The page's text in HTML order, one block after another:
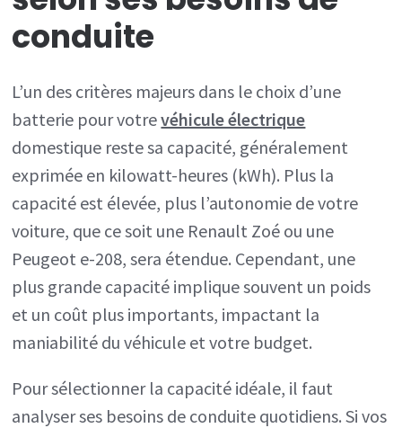
conduite
L’un des critères majeurs dans le choix d’une
batterie pour votrevéhicule électrique
domestique reste sa capacité, généralement
exprimée en kilowatt-heures (kWh). Plus la
capacité est élevée, plus l’autonomie de votre
voiture, que ce soit une Renault Zoé ou une
Peugeot e-208, sera étendue. Cependant, une
plus grande capacité implique souvent un poids
et un coût plus importants, impactant la
maniabilité du véhicule et votre budget.
Pour sélectionner la capacité idéale, il faut
analyser ses besoins de conduite quotidiens. Si vos